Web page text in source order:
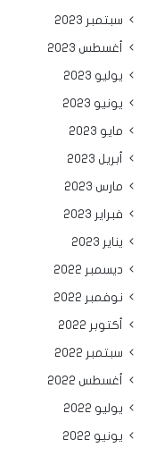
سبتمبر 2023
أغسطس 2023
يوليو 2023
يونيو 2023
مايو 2023
أبريل 2023
مارس 2023
فبراير 2023
يناير 2023
ديسمبر 2022
نوفمبر 2022
أكتوبر 2022
سبتمبر 2022
أغسطس 2022
يوليو 2022
يونيو 2022